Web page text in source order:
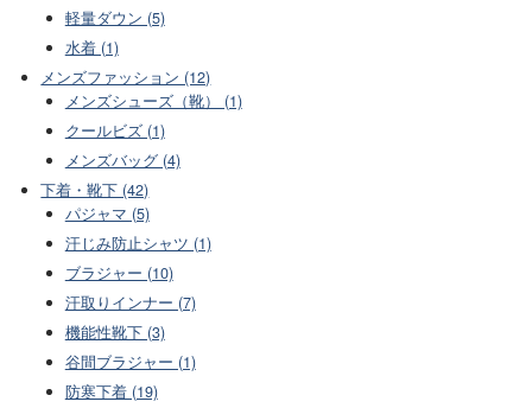
軽量ダウン (5)
水着 (1)
メンズファッション (12)
メンズシューズ（靴） (1)
クールビズ (1)
メンズバッグ (4)
下着・靴下 (42)
パジャマ (5)
汗じみ防止シャツ (1)
ブラジャー (10)
汗取りインナー (7)
機能性靴下 (3)
谷間ブラジャー (1)
防寒下着 (19)